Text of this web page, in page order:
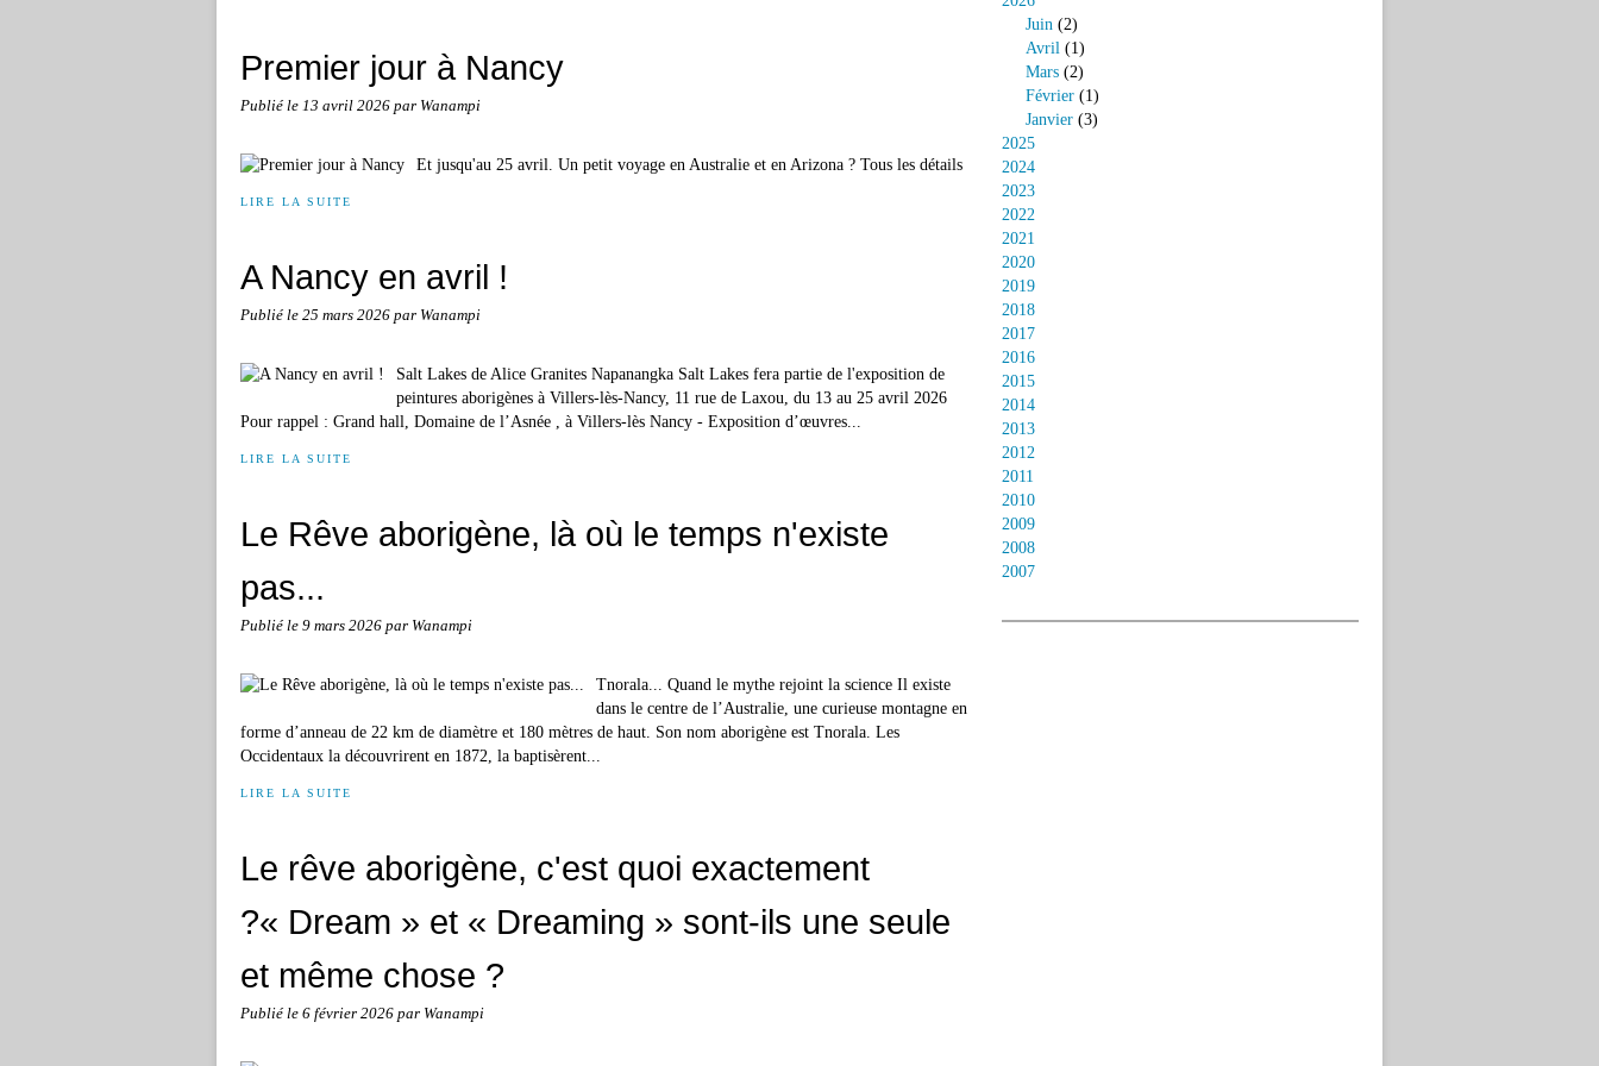
Premier jour à Nancy
Publié le 13 avril 2026 par Wanampi
Et jusqu'au 25 avril. Un petit voyage en Australie et en Arizona ? Tous les détails
LIRE LA SUITE
A Nancy en avril !
Publié le 25 mars 2026 par Wanampi
Salt Lakes de Alice Granites Napanangka Salt Lakes fera partie de l'exposition de
peintures aborigènes à Villers-lès-Nancy, 11 rue de Laxou, du 13 au 25 avril 2026
Pour rappel : Grand hall, Domaine de l’Asnée , à Villers-lès Nancy - Exposition d’œuvres...
LIRE LA SUITE
Le Rêve aborigène, là où le temps n'existe
pas...
Publié le 9 mars 2026 par Wanampi
Tnorala... Quand le mythe rejoint la science Il existe
dans le centre de l’Australie, une curieuse montagne en
forme d’anneau de 22 km de diamètre et 180 mètres de haut. Son nom aborigène est Tnorala. Les
Occidentaux la découvrirent en 1872, la baptisèrent...
LIRE LA SUITE
Le rêve aborigène, c'est quoi exactement
?« Dream » et « Dreaming » sont-ils une seule
et même chose ?
Publié le 6 février 2026 par Wanampi
Juin (2)
Avril (1)
Mars (2)
Février (1)
Janvier (3)
2025
2024
2023
2022
2021
2020
2019
2018
2017
2016
2015
2014
2013
2012
2011
2010
2009
2008
2007